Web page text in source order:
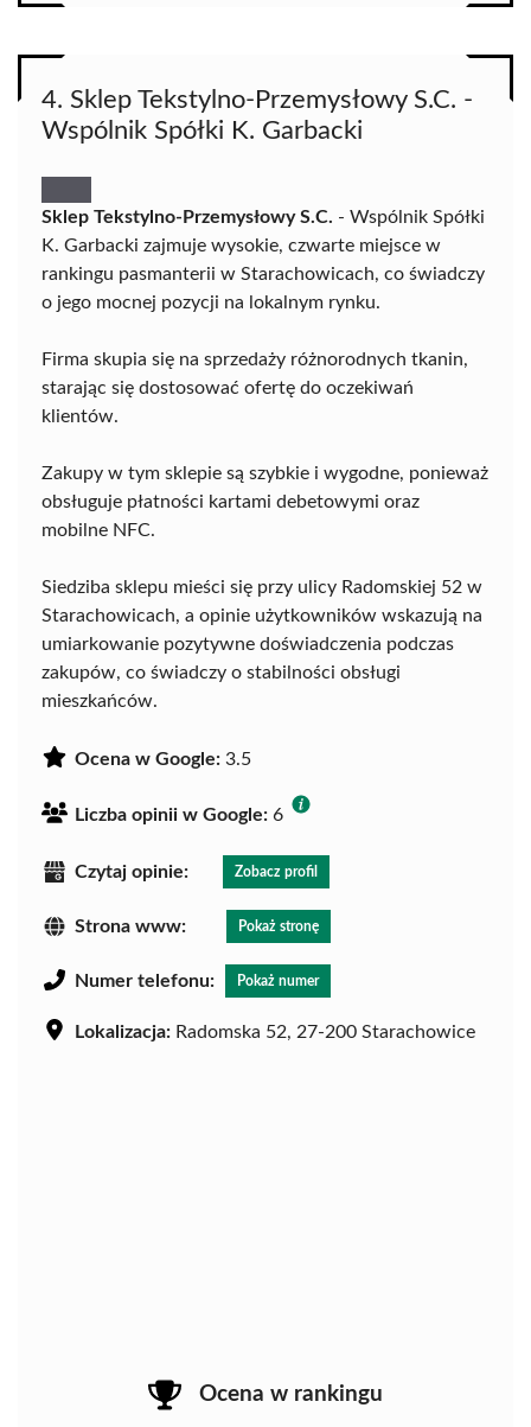
4. Sklep Tekstylno-Przemysłowy S.C. -
Wspólnik Spółki K. Garbacki
Sklep Tekstylno-Przemysłowy S.C. - Wspólnik Spółki
K. Garbacki zajmuje wysokie, czwarte miejsce w
rankingu pasmanterii w Starachowicach, co świadczy
o jego mocnej pozycji na lokalnym rynku.
Firma skupia się na sprzedaży różnorodnych tkanin,
starając się dostosować ofertę do oczekiwań
klientów.
Zakupy w tym sklepie są szybkie i wygodne, ponieważ
obsługuje płatności kartami debetowymi oraz
mobilne NFC.
Siedziba sklepu mieści się przy ulicy Radomskiej 52 w
Starachowicach, a opinie użytkowników wskazują na
umiarkowanie pozytywne doświadczenia podczas
zakupów, co świadczy o stabilności obsługi
mieszkańców.
Ocena w Google: 3.5
Liczba opinii w Google: 6
Czytaj opinie: Zobacz profil
Strona www: Pokaż stronę
Numer telefonu: Pokaż numer
Lokalizacja: Radomska 52, 27-200 Starachowice
Ocena w rankingu